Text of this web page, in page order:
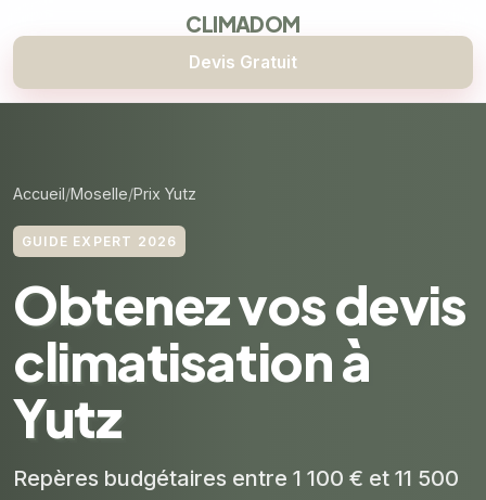
CLIMADOM
Devis Gratuit
Accueil Moselle Prix Yutz
GUIDE EXPERT 2026
Obtenez vos devis
climatisation à
Yutz
Repères budgétaires entre 1 100 € et 11 500